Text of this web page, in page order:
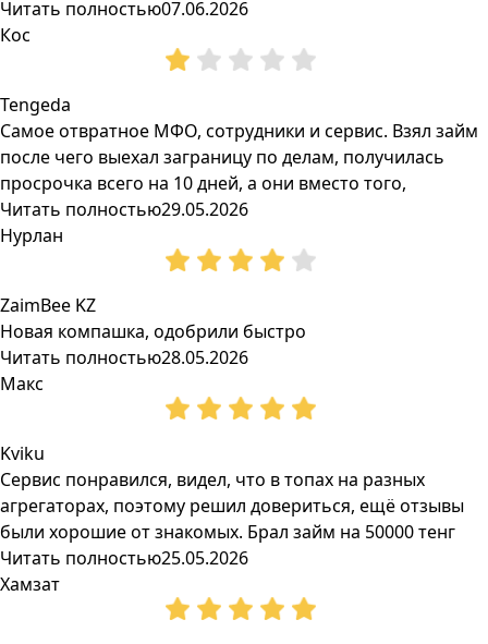
Читать полностью07.06.2026
Кос
Tengeda
Самое отвратное МФО, сотрудники и сервис. Взял займ
после чего выехал заграницу по делам, получилась
просрочка всего на 10 дней, а они вместо того,
Читать полностью29.05.2026
Нурлан
ZaimBee KZ
Новая компашка, одобрили быстро
Читать полностью28.05.2026
Макс
Kviku
Сервис понравился, видел, что в топах на разных
агрегаторах, поэтому решил довериться, ещё отзывы
были хорошие от знакомых. Брал займ на 50000 тенг
Читать полностью25.05.2026
Хамзат